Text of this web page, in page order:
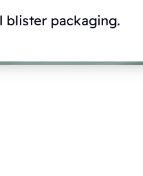
blister packaging.